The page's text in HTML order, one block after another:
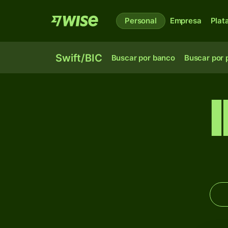
Personal Empresa
Swift/BIC Buscar por banco Buscar por